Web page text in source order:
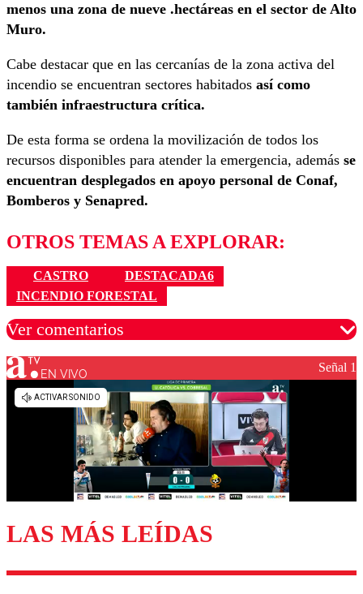
menos una zona de nueve .hectáreas en el sector de Alto
Muro.
Cabe destacar que en las cercanías de la zona activa del
incendio se encuentran sectores habitados así como
también infraestructura crítica.
De esta forma se ordena la movilización de todos los
recursos disponibles para atender la emergencia, además se
encuentran desplegados en apoyo personal de Conaf,
Bomberos y Senapred.
OTROS TEMAS A EXPLORAR:
CASTRO
DESTACADA6
INCENDIO FORESTAL
Ver comentarios
Los comentarios son moderados para garantizar un
diálogo respetuoso.
Enviar comentario
EN VIVO Señal 1
LAS MÁS LEÍDAS